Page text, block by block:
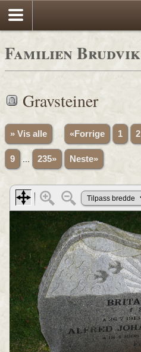
Familien Brudvik
Gravsteiner
» Vis alle «Forrige 1 2
9 ... 235» Neste»